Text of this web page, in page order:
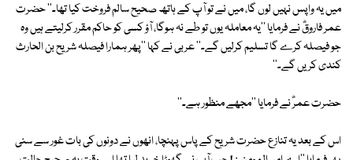
میں یہ واپس نہیں لوں گا، میں نے تو آپ کے ہاتھ صحیح سالم فروخت کیا تھا۔'' حضرت
عمر فاروقؓ نے فرمایا ''یہ معاملہ یوں تو طے نہ ہوگا، آؤ کسی کو حاکم مقرر کرلیتے ہیں وہ
جو فیصلہ کرے گا تسلیم کرلیں گے۔'' عربی نے کہا ''پھر ہمارا فیصلہ شریح بن الحارث
کندی کریں گے۔''
حضرت عمرؓ نے فرمایا ''مجھے منظور ہے۔''
اس کے بعد یہ تنازع حضرت شریح کے پاس پہنچا، انھوں نے دونوں کی بات غور سے سنی